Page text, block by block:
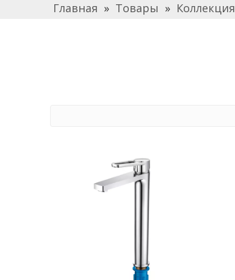
Главная » Товары » Коллекция